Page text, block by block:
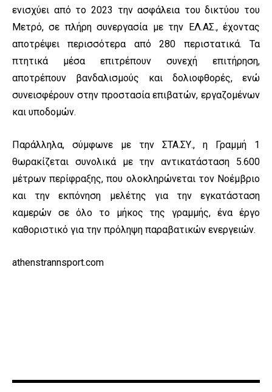
ενισχύει από το 2023 την ασφάλεια του δικτύου του
Μετρό, σε πλήρη συνεργασία με την ΕΛ.ΑΣ., έχοντας
αποτρέψει περισσότερα από 280 περιστατικά. Τα
πτητικά μέσα επιτρέπουν συνεχή επιτήρηση,
αποτρέπουν βανδαλισμούς και δολιοφθορές, ενώ
συνεισφέρουν στην προστασία επιβατών, εργαζομένων
και υποδομών.
Παράλληλα, σύμφωνε με την ΣΤΑ.ΣΥ., η Γραμμή 1
θωρακίζεται συνολικά με ⁠την αντικατάσταση 5.600
μέτρων περίφραξης, που ολοκληρώνεται τον Νοέμβριο
και ⁠την εκπόνηση μελέτης για την εγκατάσταση
καμερών σε όλο το μήκος της γραμμής, ένα έργο
καθοριστικό για την πρόληψη παραβατικών ενεργειών.
athenstrannsport.com